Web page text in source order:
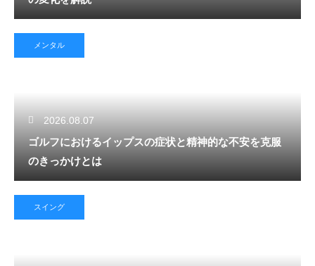
メンタル
2026.08.07
ゴルフにおけるイップスの症状と精神的な不安を克服
のきっかけとは
スイング